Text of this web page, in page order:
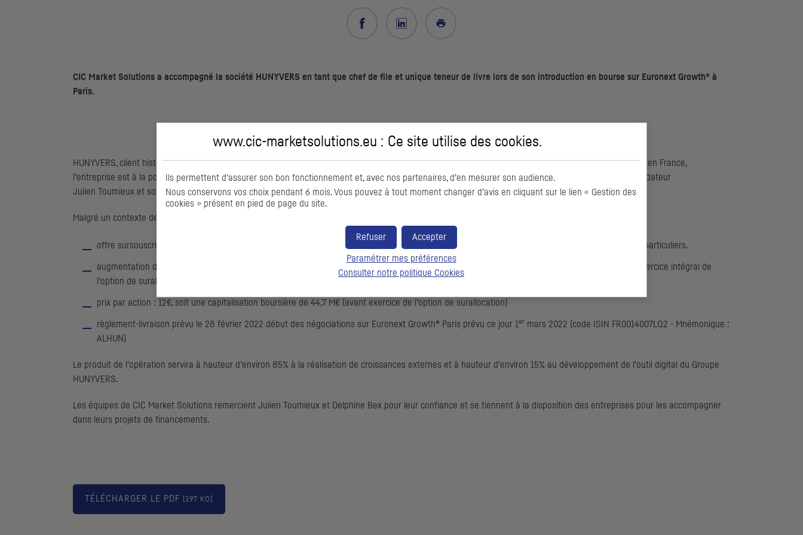
CIC Market Solutions a accompagné la société HUNYVERS en tant que chef de file et unique teneur de livre lors de son introduction en bourse sur Euronext Growth® à
Paris.
HUNYVERS, client historique deCICOuest, est un acteur disruptif, qui propose une nouvelle approche du véhicule de loisirs. Numéro 2 de la distribution en France,
l’entreprise est à la pointe de l’innovation, avec sa plateforme digitale Caramaps, déjà riche de plus 600 000 utilisateurs. Détenue et dirigée par son fondateur
Julien Toumieux et son associée Delphine Bex, HUNYVERS réalise déjà 91 M€ deCA et 5% de REX et ambitionne plus de 170 M€ deCA en 2025.
Malgré un contexte de marché compliqué, l’opération a rencontré un franc succès :
offre sursouscrite 1,8 fois avec une demande totale de 21,6 M€ dont 18,1 M€ de la part des investisseurs institutionnels et 3,5 M€ de la part des particuliers.
augmentation de capital d’un montant brut de 13,8 M€ avec exercice intégral de la clause d’extension pouvant être portée à 15,9 M€ en cas d’exercice intégral de
l’option de surallocation
prix par action : 12€, soit une capitalisation boursière de 44,7 M€ (avant exercice de l’option de surallocation)
règlement-livraison prévu le 28 février 2022 début des négociations sur Euronext Growth® Paris prévu ce jour 1 er mars 2022 (code ISIN FR0014007 LQ2 - Mnémonique :
ALHUN)
Le produit de l’opération servira à hauteur d’environ 85% à la réalisation de croissances externes et à hauteur d’environ 15% au développement de l’outil digital du Groupe
HUNYVERS.
Les équipes de CIC Market Solutions remercient Julien Toumieux et Delphine Bex pour leur confiance et se tiennent à la disposition des entreprises pour les accompagner
dans leurs projets de financements.
TÉLÉCHARGER LE PDF [197 KO]
www.cic-marketsolutions.eu : Ce site utilise des cookies.
Ils permettent d’assurer son bon fonctionnement et, avec nos partenaires, d’en mesurer son audience.
Nous conservons vos choix pendant 6 mois. Vous pouvez à tout moment changer d’avis en cliquant sur le lien « Gestion des
cookies » présent en pied de page du site.
Accepter
Refuser
Paramétrer mes préférences
Consulter notre politique Cookies